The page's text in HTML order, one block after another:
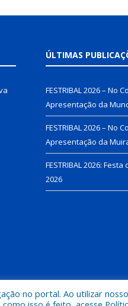
ÚLTIMAS
FESTRIBAL 2026 – No
Apresentação da
FESTRIBAL 2026 – No
Apresentação da
FESTRIBAL 2026:
2026
de Juruti.
no portal. Ao utilizar